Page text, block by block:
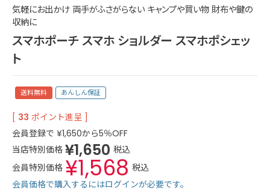
気軽にお出かけ 両手がふさがらない キャンプや買い物 財布や鍵の
収納に
スマホポーチ スマホ ショルダー スマホポシェッ
ト
送料無料 あんしん保証
[ 33 ポイント進呈 ]
会員登録で ¥1,650から5％OFF
当店特別価格 ¥1,650 税込
会員特別価格 ¥1,568 税込
会員価格で購入するにはログインが必要です。